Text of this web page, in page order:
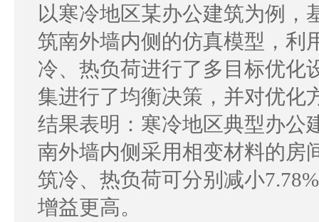
以寒冷地区某办公建筑为例，
筑南外墙内侧的仿真模型，利
冷、热负荷进行了多目标优化
集进行了均衡决策，并对优化
结果表明：寒冷地区典型办公
南外墙内侧采用相变材料的房
筑冷、热负荷可分别减小
增益更高。